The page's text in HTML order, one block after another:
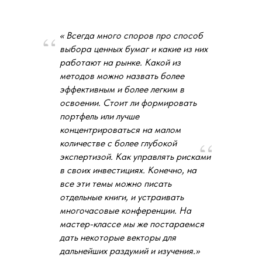
« Всегда много споров про способ
выбора ценных бумаг и какие из них
работают на рынке. Какой из
методов можно назвать более
эффективным и более легким в
освоении. Стоит ли формировать
портфель или лучше
концентрироваться на малом
количестве с более глубокой
экспертизой. Как управлять рисками
в своих инвестициях. Конечно, на
все эти темы можно писать
отдельные книги, и устраивать
многочасовые конференции. На
мастер-классе мы же постараемся
дать некоторые векторы для
дальнейших раздумий и изучения.»
Кому будет полезна программа и
почему
проведения занятий
Преподаватели программы